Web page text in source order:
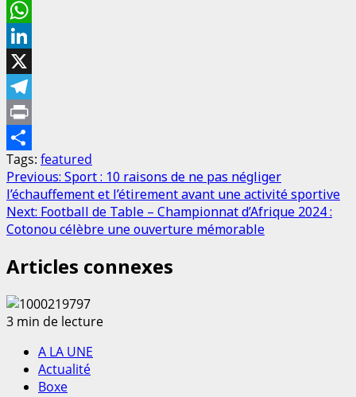
Email
WhatsApp
LinkedIn
X
Telegram
Print
Partager
Tags: featured
Previous: Sport : 10 raisons de ne pas négliger
l’échauffement et l’étirement avant une activité sportive
Next: Football de Table – Championnat d’Afrique 2024 :
Cotonou célèbre une ouverture mémorable
Articles connexes
3 min de lecture
A LA UNE
Actualité
Boxe